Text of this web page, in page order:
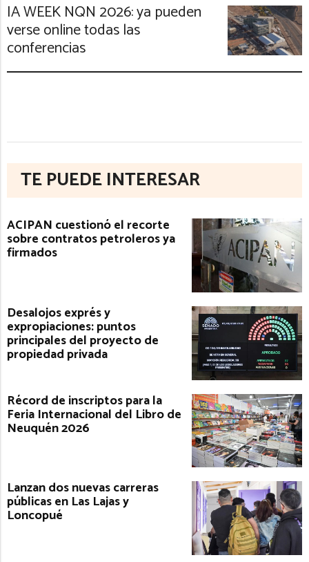
IA WEEK NQN 2026: ya pueden
verse online todas las
conferencias
TE PUEDE INTERESAR
ACIPAN cuestionó el recorte
sobre contratos petroleros ya
firmados
Desalojos exprés y
expropiaciones: puntos
principales del proyecto de
propiedad privada
Récord de inscriptos para la
Feria Internacional del Libro de
Neuquén 2026
Lanzan dos nuevas carreras
públicas en Las Lajas y
Loncopué